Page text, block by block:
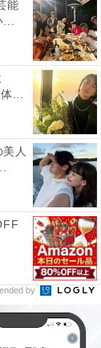
能
...
...
人
by